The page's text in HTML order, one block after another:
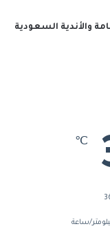
والأندية السعودية
℃